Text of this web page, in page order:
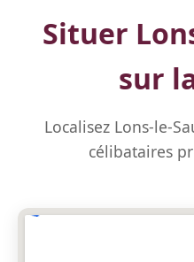
Situer
sur
Localisez Lons-le-
célibataires